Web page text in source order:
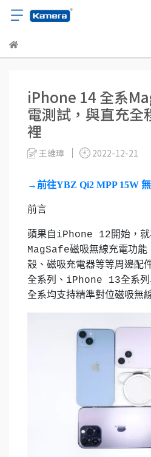
iPhone 14 全系
電測試，與直充全
裡
王維璋 2022-12-21
→前往YBZ Qi2 MPP 15W
前言
蘋果自iPhone 12開始，
MagSafe磁吸無線充電功能
殼、磁吸充電器等等周邊
全系列、iPhone 13全系
全系均支持精準對位磁吸無